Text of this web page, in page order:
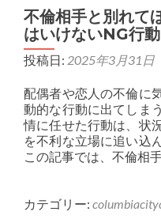
不倫相手と別れて
はいけないNG行動
投稿日: 2025年3月31日
配偶者や恋人の不倫に
動的な行動に出てしま
情に任せた行動は、状
を不利な立場に追い込
この記事では、不倫相
カテゴリー: